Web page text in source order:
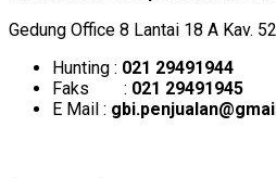
Gedung Office 8 Lantai 18 A Kav.
Hunting : 021 29491944
Faks : 021 29491945
E Mail :